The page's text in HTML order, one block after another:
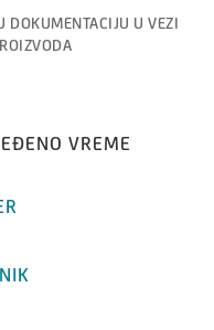
DOKUMENTACIJU U VEZI
VREME